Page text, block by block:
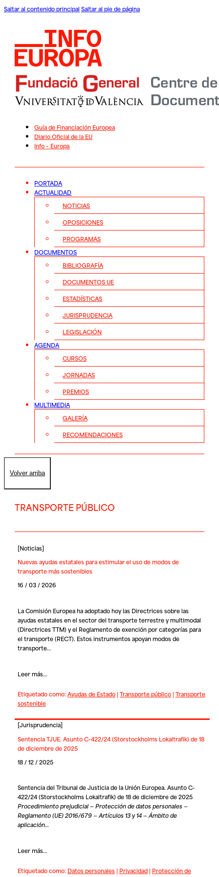
Saltar al contenido principal Saltar al pie de página
Guía de Financiación Europea
Diario Oficial de la EU
Info – Europa
PORTADA
ACTUALIDAD
NOTICIAS
OPOSICIONES
PROGRAMAS
DOCUMENTOS
BIBLIOGRAFÍA
DOCUMENTOS UE
ESTADÍSTICAS
JURISPRUDENCIA
LEGISLACIÓN
AGENDA
CURSOS
JORNADAS
PREMIOS
MULTIMEDIA
GALERÍA
RECOMENDACIONES
Volver arriba
TRANSPORTE PÚBLICO
[Noticias]
Nuevas ayudas estatales para estimular el uso de modos de
transporte más sostenibles
16 / 03 / 2026
La Comisión Europea ha adoptado hoy las Directrices sobre las
ayudas estatales en el sector del transporte terrestre y multimodal
(Directrices TTM) y el Reglamento de exención por categorías para
el transporte (RECT). Estos instrumentos apoyan modos de
transporte…
Leer más...
Etiquetado como:Ayudas de Estado| Transporte público| Transporte
sostenible
[Jurisprudencia]
Sentencia TJUE. Asunto C-422/24 (Storstockholms Lokaltrafik) de 18
de diciembre de 2025
18 / 12 / 2025
Sentencia del Tribunal de Justicia de la Unión Europea. Asunto C-
422/24 (Storstockholms Lokaltrafik) de 18 de diciembre de 2025
Procedimiento prejudicial — Protección de datos personales —
Reglamento (UE) 2016/679 — Artículos 13 y 14 — Ámbito de
aplicación…
Leer más...
Etiquetado como: Datos personales| Privacidad| Protección de